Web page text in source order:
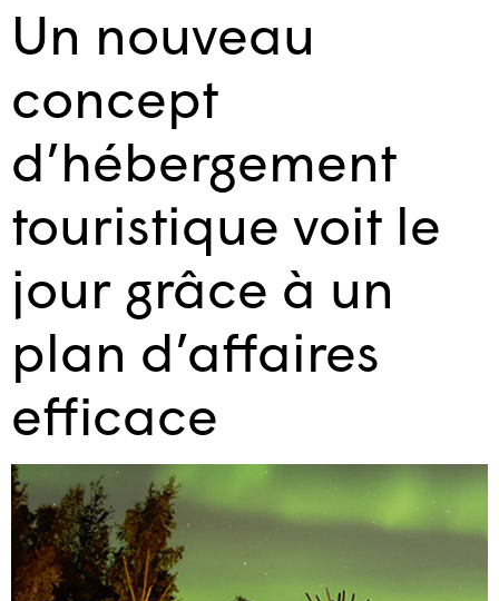
Un nouveau
concept
d’hébergement
touristique​ voit le
jour grâce à un
plan d’affaires
efficace